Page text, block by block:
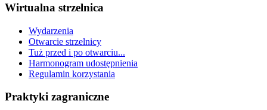
Wirtualna strzelnica
Wydarzenia
Otwarcie strzelnicy
Tuż przed i po otwarciu...
Harmonogram udostępnienia
Regulamin korzystania
Praktyki zagraniczne